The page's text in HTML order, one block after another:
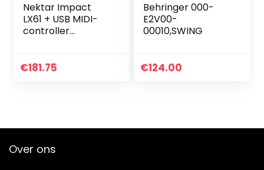
Nektar Impact
LX61 + USB MIDI-
controller
€181.75
Behringer 000-
E2V00-
00010,SWING
€124.00
Over ons